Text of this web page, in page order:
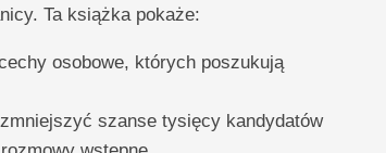
Ta książka pokaże:
osobowe, których poszukują
szanse tysięcy kandydatów